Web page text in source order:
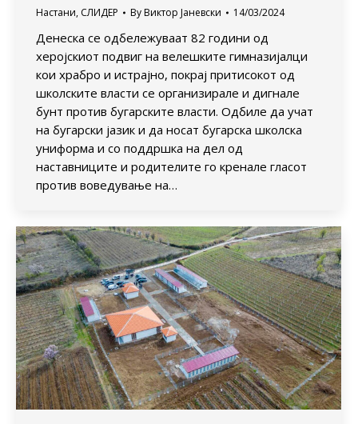
Настани, СЛИДЕР By Виктор Јаневски 14/03/2024
Денеска се одбележуваат 82 години од
херојскиот подвиг на велешките гимназијалци
кои храбро и истрајно, покрај притисокот од
школските власти се организирале и дигнале
бунт против бугарските власти. Одбиле да учат
на бугарски јазик и да носат бугарска школска
униформа и со поддршка на дел од
наставниците и родителите го кренале гласот
против воведување на…